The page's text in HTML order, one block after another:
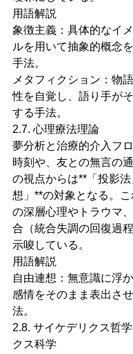
用語解説
象徴主義：具体的なイ
ルを用いて抽象的概念
手法。
メタフィクション：物
性を自覚し、語り手が
する手法。
2.7. 心理療法理論
夢分析と治療的介入フ
時刻や、友との無言の
の視点からは**「投影
想」**の対象となる。こ
の深層心理やトラウマ
合（統合失調の回復過
示唆している。
用語解説
自由連想：無意識に浮
感情をそのまま表出さ
法。
2.8. サイケデリクス哲
クス科学